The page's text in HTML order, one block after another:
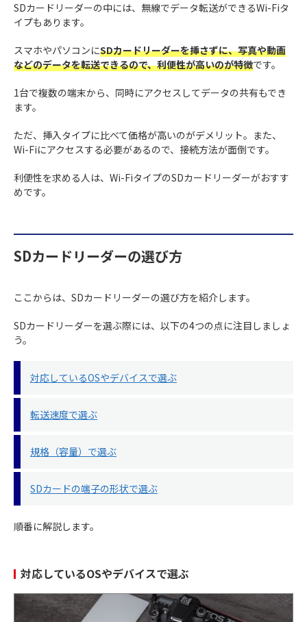
SDカードリーダーの中には、無線でデータ転送ができるWi-Fiタ
イプもあります。
スマホやパソコンにSDカードリーダーを挿さずに、写真や動画
などのデータを転送できるので、利便性が高いのが特徴です。
1台で複数の端末から、同時にアクセスしてデータの共有もでき
ます。
ただ、挿入タイプに比べて価格が高いのがデメリット。また、
Wi-Fiにアクセスする必要があるので、接続方法が面倒です。
利便性を求める人は、Wi-FiタイプのSDカードリーダーがおすす
めです。
SDカードリーダーの選び方
ここからは、SDカードリーダーの選び方を紹介します。
SDカードリーダーを選ぶ際には、以下の4つの点に注目しましょ
う。
対応しているOSやデバイスで選ぶ
転送速度で選ぶ
規格（容量）で選ぶ
SDカードの端子の形状で選ぶ
順番に解説します。
対応しているOSやデバイスで選ぶ